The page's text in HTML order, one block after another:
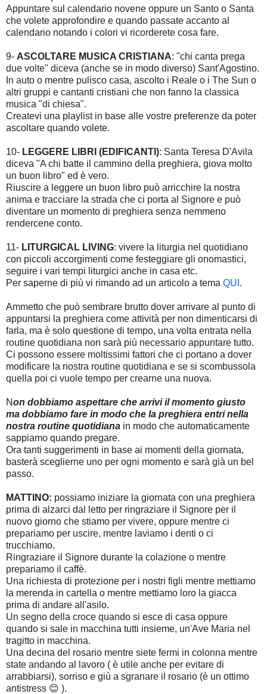
Appuntare sul calendario novene oppure un Santo o Santa
che volete approfondire e quando passate accanto al
calendario notando i colori vi ricorderete cosa fare.
9- ASCOLTARE MUSICA CRISTIANA: "chi canta prega
due volte" diceva (anche se in modo diverso) Sant'Agostino.
In auto o mentre pulisco casa, ascolto i Reale o i The Sun o
altri gruppi e cantanti cristiani che non fanno la classica
musica "di chiesa".
Createvi una playlist in base alle vostre preferenze da poter
ascoltare quando volete.
10- LEGGERE LIBRI (EDIFICANTI): Santa Teresa D'Avila
diceva "A chi batte il cammino della preghiera, giova molto
un buon libro" ed è vero.
Riuscire a leggere un buon libro può arricchire la nostra
anima e tracciare la strada che ci porta al Signore e può
diventare un momento di preghiera senza nemmeno
rendercene conto.
11- LITURGICAL LIVING: vivere la liturgia nel quotidiano
con piccoli accorgimenti come festeggiare gli onomastici,
seguire i vari tempi liturgici anche in casa etc.
Per saperne di più vi rimando ad un articolo a tema QUI .
Ammetto che può sembrare brutto dover arrivare al punto di
appuntarsi la preghiera come attività per non dimenticarsi di
farla, ma è solo questione di tempo, una volta entrata nella
routine quotidiana non sarà più necessario appuntare tutto.
Ci possono essere moltissimi fattori che ci portano a dover
modificare la nostra routine quotidiana e se si scombussola
quella poi ci vuole tempo per crearne una nuova.
Non dobbiamo aspettare che arrivi il momento giusto
ma dobbiamo fare in modo che la preghiera entri nella
nostra routine quotidiana in modo che automaticamente
sappiamo quando pregare.
Ora tanti suggerimenti in base ai momenti della giornata,
basterà sceglierne uno per ogni momento e sarà già un bel
passo.
MATTINO: possiamo iniziare la giornata con una preghiera
prima di alzarci dal letto per ringraziare il Signore per il
nuovo giorno che stiamo per vivere, oppure mentre ci
prepariamo per uscire, mentre laviamo i denti o ci
trucchiamo.
Ringraziare il Signore durante la colazione o mentre
prepariamo il caffè.
Una richiesta di protezione per i nostri figli mentre mettiamo
la merenda in cartella o mentre mettiamo loro la giacca
prima di andare all'asilo.
Un segno della croce quando si esce di casa oppure
quando si sale in macchina tutti insieme, un'Ave Maria nel
tragitto in macchina.
Una decina del rosario mentre siete fermi in colonna mentre
state andando al lavoro ( è utile anche per evitare di
arrabbiarsi), sorriso e giù a sgranare il rosario (è un ottimo
antistress 😊 ).